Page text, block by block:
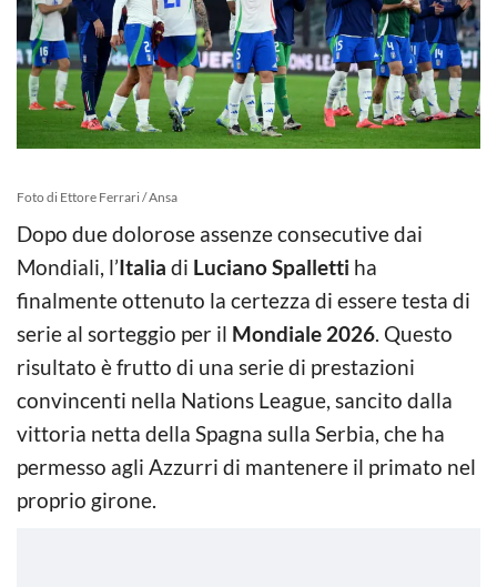
Foto di Ettore Ferrari / Ansa
Dopo due dolorose assenze consecutive dai
Mondiali, l’Italia di Luciano Spalletti ha
finalmente ottenuto la certezza di essere testa di
serie al sorteggio per il Mondiale 2026. Questo
risultato è frutto di una serie di prestazioni
convincenti nella Nations League, sancito dalla
vittoria netta della Spagna sulla Serbia, che ha
permesso agli Azzurri di mantenere il primato nel
proprio girone.